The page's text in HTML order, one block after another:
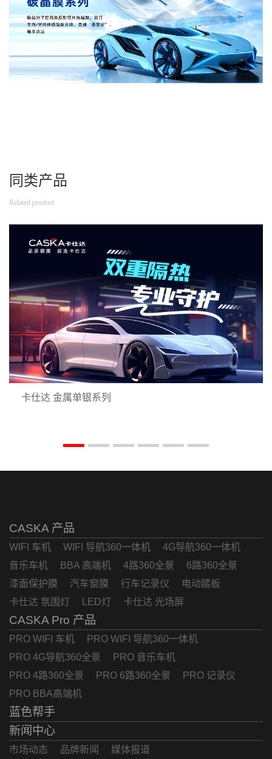
同类产品
Related product
卡仕达 金属单银系列
CASKA 产品
WIFI 车机 WIFI 导航360一体机
4G导航360一体机
音乐车机
BBA 高端机 4路360全景
6路360全景
漆面保护膜
汽车窗膜 行车记录仪
电动踏板
卡仕达 氛围灯
LED灯 卡仕达 光场屏
CASKA Pro 产品
PRO WIFI 车机
PRO WIFI 导航360一体机
PRO 4G导航360全景
PRO 音乐车机
PRO 4路360全景
PRO 6路360全景
PRO 记录仪
PRO BBA高端机
蓝色帮手
新闻中心
市场动态 品牌新闻 媒体报道